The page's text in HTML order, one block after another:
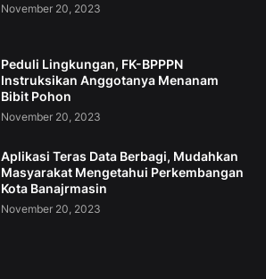
November 20, 2023
Peduli Lingkungan, FK-BPPPN
Instruksikan Anggotanya Menanam
Bibit Pohon
November 20, 2023
Aplikasi Teras Data Berbagi, Mudahkan
Masyarakat Mengetahui Perkembangan
Kota Banajrmasin
November 20, 2023